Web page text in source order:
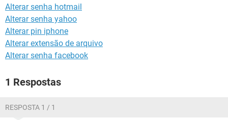
Alterar senha hotmail
Alterar senha yahoo
Alterar pin iphone
Alterar extensão de arquivo
Alterar senha facebook
1 Respostas
RESPOSTA 1 / 1